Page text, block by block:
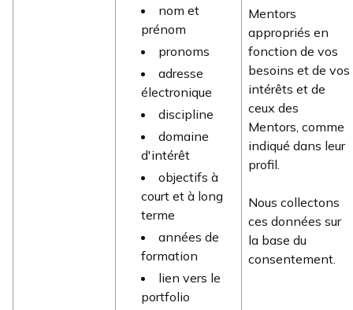
nom et
prénom
pronoms
adresse
électronique
discipline
domaine
d'intérêt
objectifs à
court et à long
terme
années de
formation
lien vers le
portfolio
Mentors
appropriés en
fonction de vos
besoins et de vos
intérêts et de
ceux des
Mentors, comme
indiqué dans leur
profil.
Nous collectons
ces données sur
la base du
consentement.